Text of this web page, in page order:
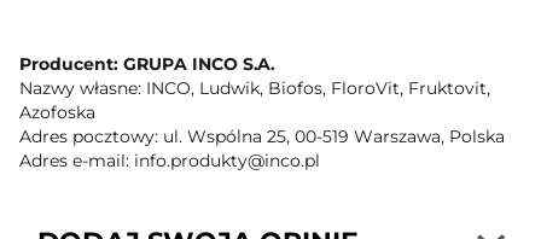
łatwe czyszczenie, super połysk, do wszystkich powierzchni
zmywalnych
Marka standaryzowana
Marka: Ludwik
Producent: GRUPA INCO S.A.
Nazwy własne: INCO, Ludwik, Biofos, FloroVit, Fruktovit,
Azofoska
Adres pocztowy: ul. Wspólna 25, 00-519 Warszawa, Polska
Adres e-mail: info.produkty@inco.pl